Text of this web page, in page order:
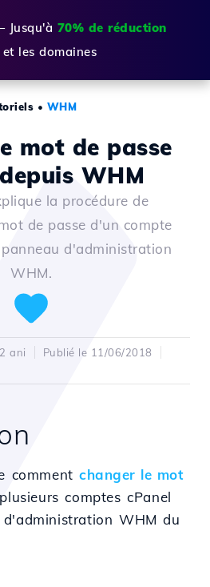
Jusqu'à 70% de réduction
les domaines
• WHM
mot de passe
WHM
la procédure de
de passe d'un compte
d'administration
WHM.
ani
Publié le 11/06/2018
commentchanger le mot
comptes cPanel
WHM du